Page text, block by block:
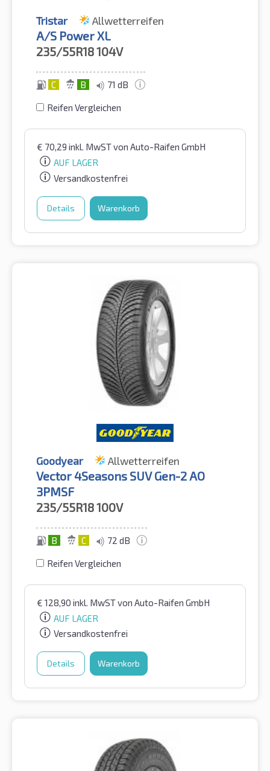
Tristar Allwetterreifen
A/S Power XL
235/55R18104V
C B 71 dB
Reifen Vergleichen
€ 70,29 inkl. MwSTvon Auto-Raifen GmbH
AUF LAGER
Versandkostenfrei
Details Warenkorb
Goodyear Allwetterreifen
Vector 4Seasons SUV Gen-2 AO
3PMSF
235/55R18100V
B C 72 dB
Reifen Vergleichen
€ 128,90 inkl. MwSTvon Auto-Raifen GmbH
AUF LAGER
Versandkostenfrei
Details Warenkorb